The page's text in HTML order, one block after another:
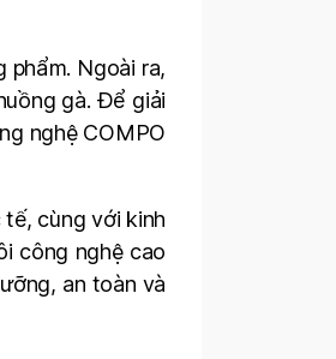
phẩm. Ngoài ra,
gà. Để giải
nghệ COMPO
cùng với kinh
công nghệ cao
an toàn và